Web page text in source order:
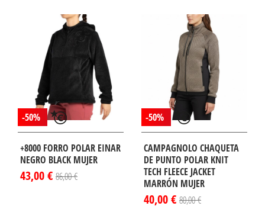
-50%
+8000 FORRO POLAR EINAR
NEGRO BLACK MUJER
43,00 € 86,00 €
-50%
CAMPAGNOLO CHAQUETA
DE PUNTO POLAR KNIT
TECH FLEECE JACKET
MARRÓN MUJER
40,00 € 80,00 €